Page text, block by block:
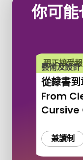
你可
現正接受
藝術及設計
從隸書
From
Cursive
兼讀制